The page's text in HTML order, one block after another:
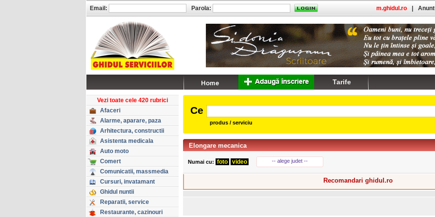
Vezi toate cele 420 rubrici
Afaceri
Alarme, aparare, paza
Arhitectura, constructii
Asistenta medicala
Auto moto
Comert
Comunicatii, massmedia
Cursuri, invatamant
Ghidul nuntii
Reparatii, service
Restaurante, cazinouri
Ce
produs / serviciu
Elongare mecanica
Numai cu: foto video -- alege judet --
Recomandari ghidul.ro
Email: Parola: m.ghidul.ro
Tarife